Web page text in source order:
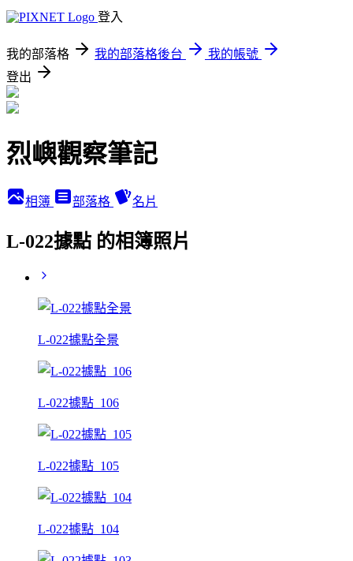
登入
我的部落格 我的部落格後台
我的帳號
登出
烈嶼觀察筆記
相簿 部落格 名片
L-022據點 的相簿照片
L-022據點全景
L-022據點_106
L-022據點_105
L-022據點_104